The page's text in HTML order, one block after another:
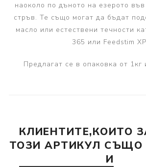
наоколо по дъното на езерото
стръв. Те също могат да бъдат
масло или естествени течности
365 или Feedstim
Предлагат се в опаковка от
КЛИЕНТИТЕ,КОИТО
ТОЗИ АРТИКУЛ СЪЩО
И